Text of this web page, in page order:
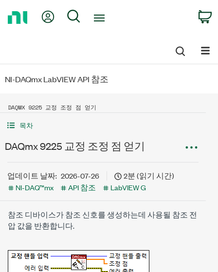
My Account
Search
NI-DAQmx LabVIEW API 참조
DAQMX 9225 교정 조정 점 얻기
목차
DAQmx 9225 교정 조정 점 얻기
업데이트 날짜: 2026-07-26
2분 (읽기 시간)
NI-DAQ™mx
API 참조 LabVIEW G
참조 디바이스가 참조 신호를 생성하는데 사용될 참조 전
압 값을 반환합니다.